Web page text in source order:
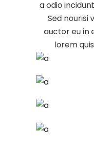
a odio
Sed nourisi
auctor eu in
lorem